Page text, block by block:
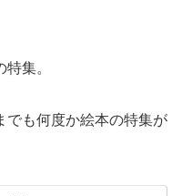
集。
でも何度か絵本の特集が